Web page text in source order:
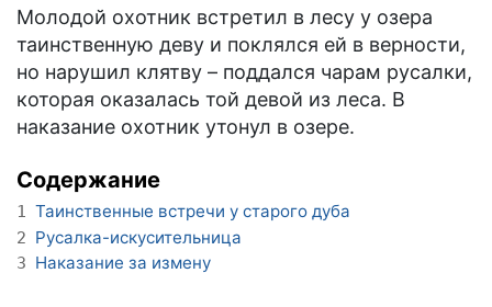
Молодой охотник встретил в лесу у озера
таинственную деву и поклялся ей в верности,
но нарушил клятву – поддался чарам русалки,
которая оказалась той девой из леса. В
наказание охотник утонул в озере.
Содержание
1 Таинственные встречи у старого дуба
2 Русалка-искусительница
3 Наказание за измену